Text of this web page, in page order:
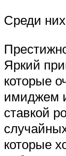
Среди
Яркий
которые
имиджем
ставкой
которые